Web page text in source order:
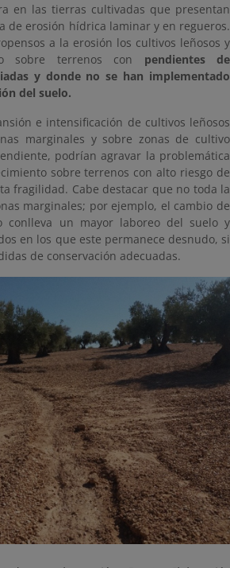
en las tierras cultivadas que presentan
de erosión hídrica laminar y en regueros.
a la erosión los cultivos leñosos y
sobre terrenos con pendientes de
y donde no se han implementado
del suelo.
e intensificación de cultivos leñosos
marginales y sobre zonas de cultivo
podrían agravar la problemática
sobre terrenos con alto riesgo de
fragilidad. Cabe destacar que no toda la
marginales; por ejemplo, el cambio de
conlleva un mayor laboreo del suelo y
en los que este permanece desnudo, si
de conservación adecuadas.